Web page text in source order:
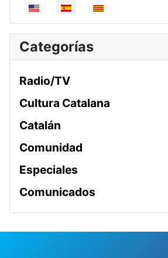
Seleccione su idioma
Categorías
Radio/TV
Cultura Catalana
Catalán
Comunidad
Especiales
Comunicados